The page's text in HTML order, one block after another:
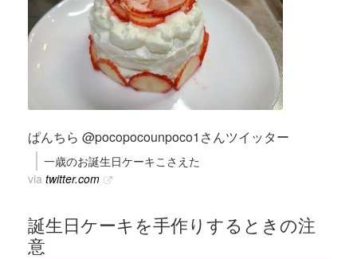
ぱんちら @pocopocounpoco1さんツイッター
一歳のお誕生日ケーキこさえた
via twitter.com
誕生日ケーキを手作りするときの注
意